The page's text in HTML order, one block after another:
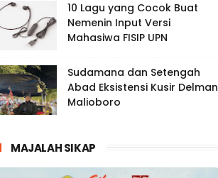
10 Lagu yang Cocok Buat
Nemenin Input Versi
Mahasiwa FISIP UPN
Sudamana dan Setengah
Abad Eksistensi Kusir Delman
Malioboro
MAJALAH SIKAP